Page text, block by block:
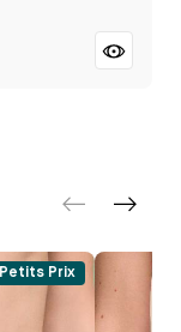
Petits Prix